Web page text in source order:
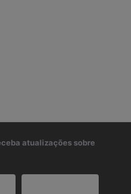
atualizações sobre